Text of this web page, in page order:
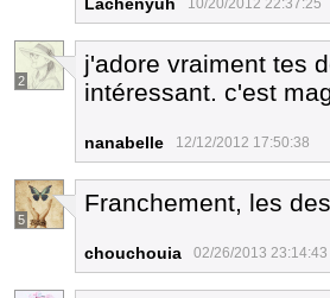
10/20/2012 22:37:25
2
j'adore vraiment tes
intéressant. c'est
nanabelle 12/12/2012 17:50:38
5
Franchement, les
chouchouia 02/26/2013 23:14:43